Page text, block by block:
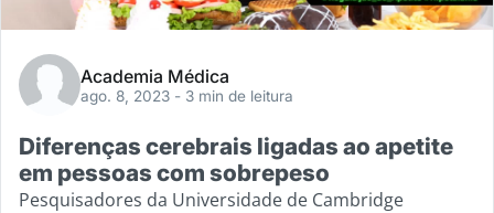
Academia Médica
ago. 8, 2023 - 3 min de leitura
Diferenças cerebrais ligadas ao apetite
em pessoas com sobrepeso
Pesquisadores da Universidade de Cambridge